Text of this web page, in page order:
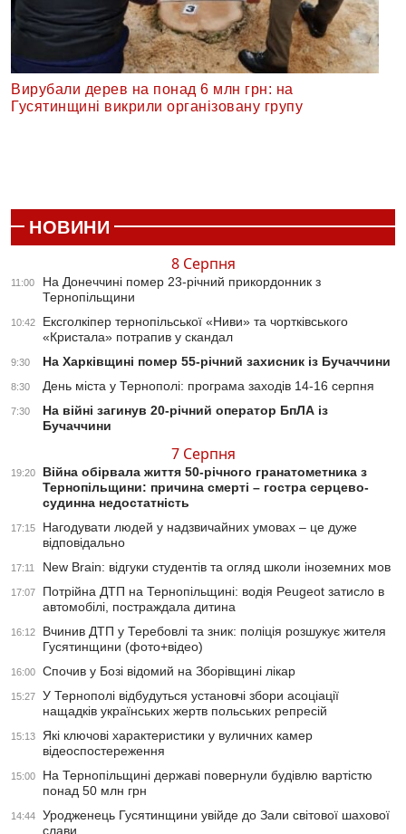
Вирубали дерев на понад 6 млн грн: на
Гусятинщині викрили організовану групу
НОВИНИ
8 Серпня
11:00
На Донеччині помер 23-річний прикордонник з
Тернопільщини
10:42
Ексголкіпер тернопільської «Ниви» та чортківського
«Кристала» потрапив у скандал
9:30 На Харківщині помер 55-річний захисник із Бучаччини
8:30 День міста у Тернополі: програма заходів 14-16 серпня
7:30
На війні загинув 20-річний оператор БпЛА із
Бучаччини
7 Серпня
19:20
Війна обірвала життя 50-річного гранатометника з
Тернопільщини: причина смерті – гостра серцево-
судинна недостатність
17:15
Нагодувати людей у надзвичайних умовах – це дуже
відповідально
17:11 New Brain: відгуки студентів та огляд школи іноземних мов
17:07
Потрійна ДТП на Тернопільщині: водія Peugeot затисло в
автомобілі, постраждала дитина
16:12
Вчинив ДТП у Теребовлі та зник: поліція розшукує жителя
Гусятинщини (фото+відео)
16:00 Спочив у Бозі відомий на Зборівщині лікар
15:27
У Тернополі відбудуться установчі збори асоціації
нащадків українських жертв польських репресій
15:13
Які ключові характеристики у вуличних камер
відеоспостереження
15:00
На Тернопільщині державі повернули будівлю вартістю
понад 50 млн грн
14:44
Уродженець Гусятинщини увійде до Зали світової шахової
слави